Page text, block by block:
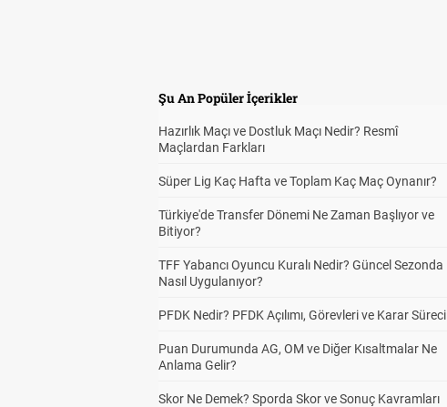
Şu An Popüler İçerikler
Hazırlık Maçı ve Dostluk Maçı Nedir? Resmî
Maçlardan Farkları
Süper Lig Kaç Hafta ve Toplam Kaç Maç Oynanır?
Türkiye'de Transfer Dönemi Ne Zaman Başlıyor ve
Bitiyor?
TFF Yabancı Oyuncu Kuralı Nedir? Güncel Sezonda
Nasıl Uygulanıyor?
PFDK Nedir? PFDK Açılımı, Görevleri ve Karar Süreci
Puan Durumunda AG, OM ve Diğer Kısaltmalar Ne
Anlama Gelir?
Skor Ne Demek? Sporda Skor ve Sonuç Kavramları